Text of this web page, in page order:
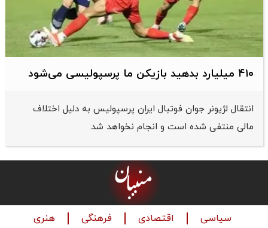
۴۱۰ میلیارد بدهید بازیکن ما پرسپولیسی می‌شود
انتقال لژیونر جوان فوتبال ایران پرسپولیس به دلیل اختلاف
مالی منتفی شده است و انجام نخواهد شد.
سیاسی اقتصادی فرهنگی هنری